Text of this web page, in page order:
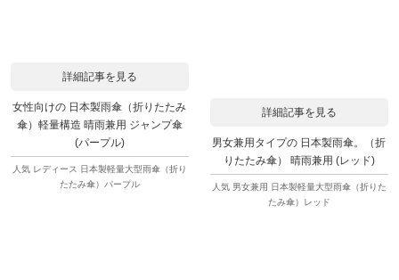
詳細記事を見る
女性向けの 日本製雨傘（折りたたみ
傘）軽量構造 晴雨兼用 ジャンプ傘
(パープル)
人気 レディース 日本製軽量大型雨傘（折り
たたみ傘）パープル
詳細記事を見る
男女兼用タイプの 日本製雨傘。（折
りたたみ傘） 晴雨兼用 (レッド)
人気 男女兼用 日本製軽量大型雨傘（折りた
たみ傘）レッド